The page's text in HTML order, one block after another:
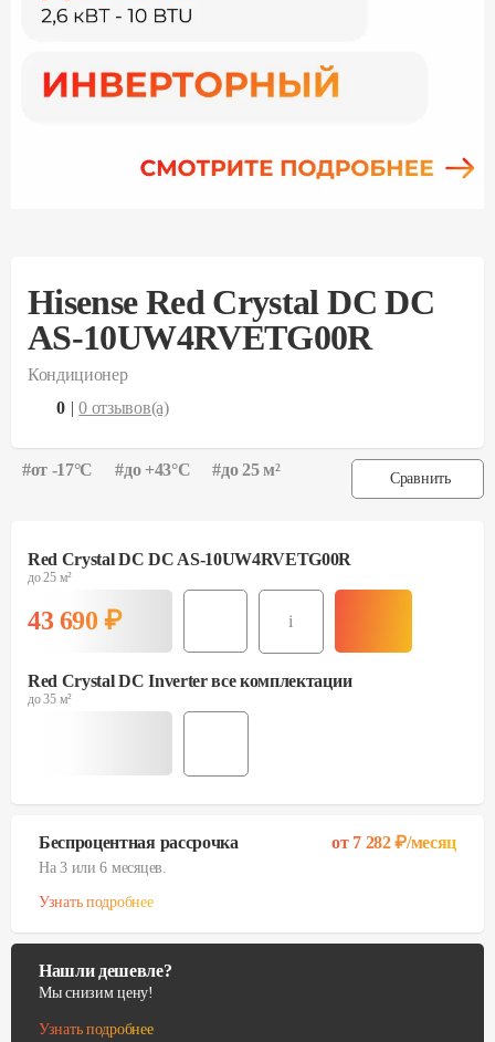
Hisense Red Crystal DC DC
AS-10UW4RVETG00R
Кондиционер
0 | 0 отзывов(а)
#от -17°С #до +43°С #до 25 м² Сравнить
Red Crystal DC DC AS-10UW4RVETG00R
до 25 м²
43 690 ₽ i
Red Crystal DC Inverter все комплектации
до 35 м²
Беспроцентная рассрочка от 7 282₽/месяц
На 3 или 6 месяцев.
Узнать подробнее
Нашли дешевле?
Мы снизим цену!
Узнать подробнее